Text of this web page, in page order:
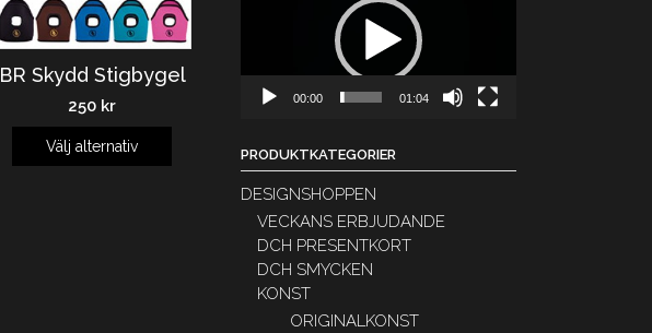
BR Skydd Stigbygel
250 kr
Välj alternativ
00:00 01:04
PRODUKTKATEGORIER
DESIGNSHOPPEN
VECKANS ERBJUDANDE
DCH PRESENTKORT
DCH SMYCKEN
KONST
ORIGINALKONST